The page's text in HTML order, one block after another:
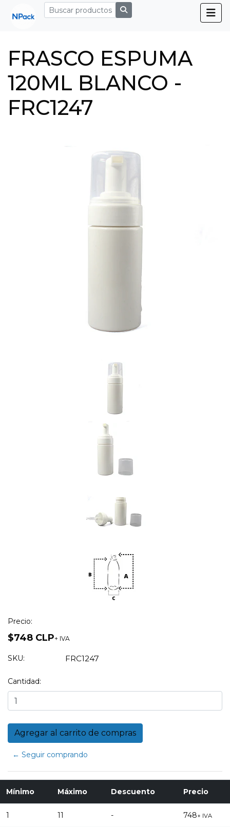
FRASCO ESPUMA
120ML BLANCO -
FRC1247
Precio:
$748 CLP+ IVA
SKU: FRC1247
Cantidad:
← Seguir comprando
Mínimo Máximo Descuento Precio
1 11 - 748+ IVA